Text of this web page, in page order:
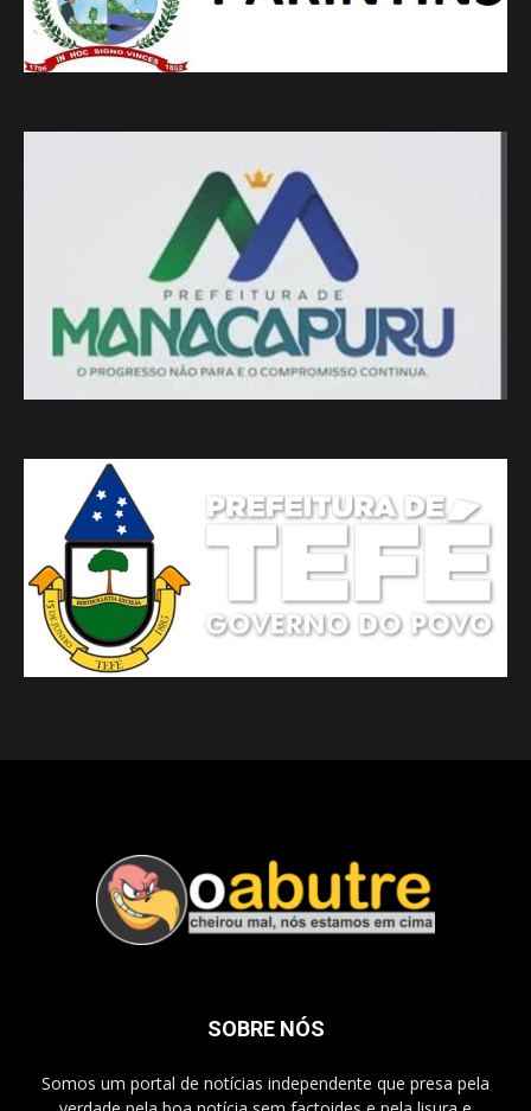
SOBRE NÓS
Somos um portal de notícias independente que presa pela